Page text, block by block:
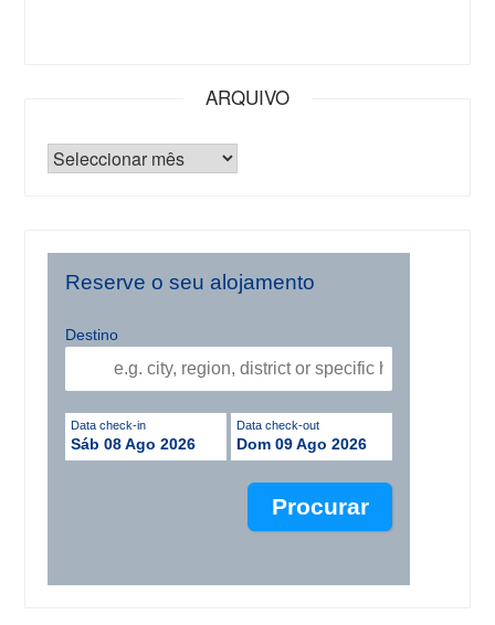
ARQUIVO
Reserve o seu alojamento
Destino
Data check-in
Sáb 08 Ago 2026
Data check-out
Dom 09 Ago 2026